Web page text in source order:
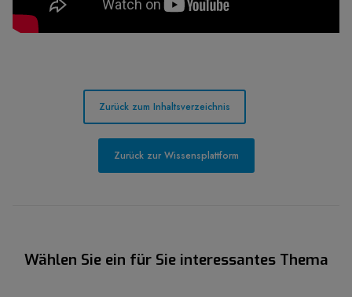
Zurück zum Inhaltsverzeichnis
Zurück zur Wissensplattform
Wählen Sie ein für Sie interessantes Thema